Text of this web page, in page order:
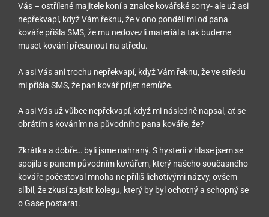
Vás – ostřílené majitele koní a znalce kovářské sorty- ale už asi
nepřekvapí, když Vám řeknu, že v ono pondělí mi od pana
kováře přišla SMS, že mu nedovezli materiál a tak budeme
muset kování přesunout na středu.
A asi Vás ani trochu nepřekvapí, když Vám řeknu, že ve středu
mi přišla SMS, že pan kovář přijet nemůže.
A asi Vás už vůbec nepřekvapí, když mi následně napsal, ať se
obrátím s kováním na původního pana kováře, že?
Zkrátka a dobře… byli jsme nahraný. S hysterií v hlase jsem se
spojila s panem původním kovářem, který našeho současného
kováře počestoval mnoha ne příliš lichotivými názvy, ovšem
slíbil, že zkusí zajistit kolegu, který by byl ochotný a schopný se
o Gase postarat.